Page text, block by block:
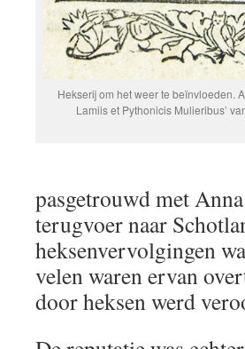
Hekserij om het weer te beïnvloeden.
Lamiis et Pythonicis Mulieribus’
pasgetrouwd met
terugvoer naar
heksenvervolgingen
velen waren ervan
door heksen werd